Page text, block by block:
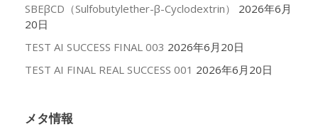
SBEβCD（Sulfobutylether-β-Cyclodextrin）
2026年6月
20日
TEST AI SUCCESS FINAL 003 2026年6月20日
TEST AI FINAL REAL SUCCESS 001 2026年6月20日
メタ情報